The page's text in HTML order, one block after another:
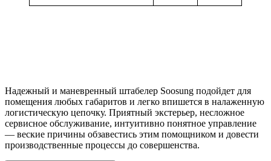
Надежный и маневренный штабелер Soosung подойдет для
помещения любых габаритов и легко впишется в налаженную
логистическую цепочку. Приятный экстерьер, несложное
сервисное обслуживание, интуитивно понятное управление
— веские причины обзавестись этим помощником и довести
производственные процессы до совершенства.